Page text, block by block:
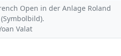
Open in der Anlage Roland
Valat